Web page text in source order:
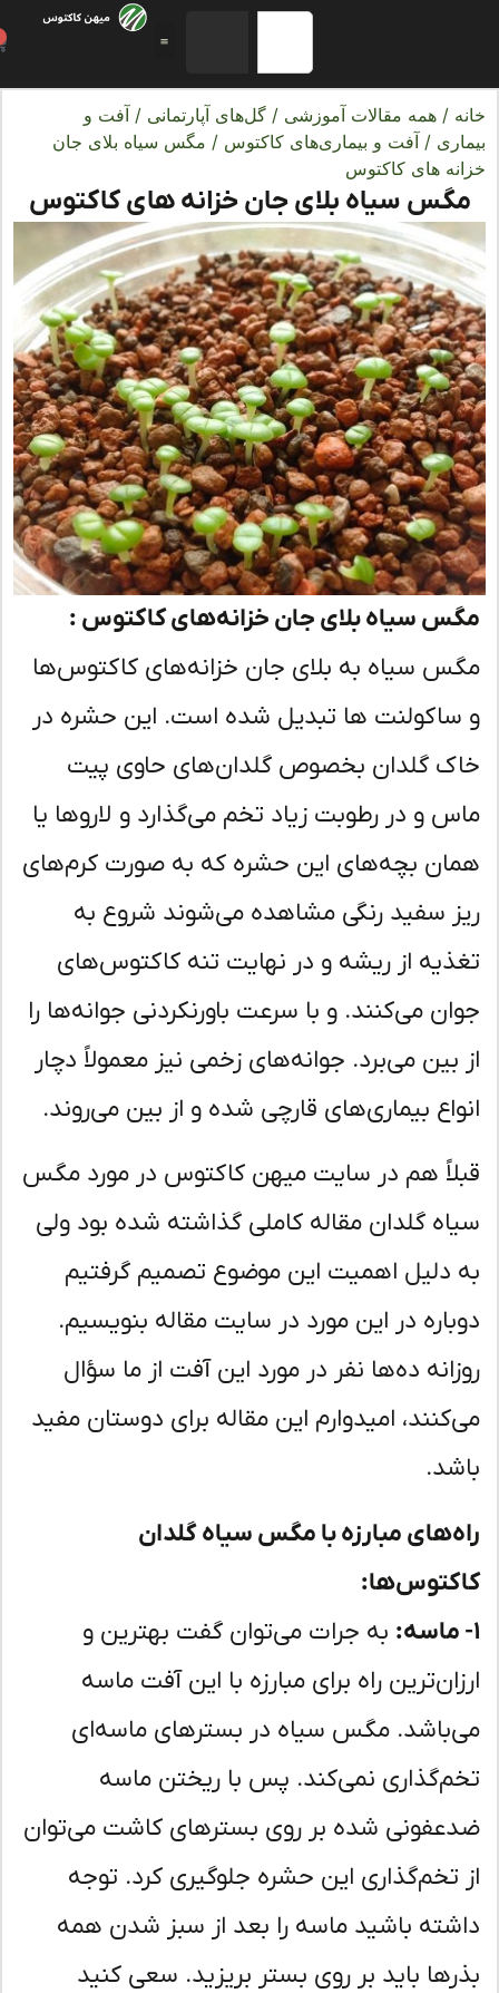
/همه مقالات آموزشی/گل‌های آپارتمانی/آفت و
/ آفت و بیماری‌های کاکتوس/ مگس سیاه بلای جان
های کاکتوس
سیاه بلای جان خزانه‌ های کاکتوس
سیاه بلای جان خزانه‌های کاکتوس :
سیاه به بلای جان خزانه‌های کاکتوس‌ها
ها تبدیل شده است. این حشره در
گلدان بخصوص گلدان‌های حاوی پیت
و در رطوبت زیاد تخم می‌گذارد و لاروها یا
بچه‌های این حشره که به صورت کرم‌های
سفید رنگی مشاهده می‌شوند شروع به
از ریشه و در نهایت تنه کاکتوس‌های
می‌کنند. و با سرعت باورنکردنی جوانه‌ها را
بین می‌برد. جوانه‌های زخمی نیز معمولاً دچار
بیماری‌های قارچی شده و از بین می‌روند.
هم در سایت میهن کاکتوس در مورد مگس
گلدان مقاله کاملی گذاشته شده بود ولی
دلیل اهمیت این موضوع تصمیم گرفتیم
در این مورد در سایت مقاله بنویسیم.
ده‌ها نفر در مورد این آفت از ما سؤال
امیدوارم این مقاله برای دوستان مفید
مبارزه با مگس سیاه گلدان
به جرات می‌توان گفت بهترین و
راه برای مبارزه با این آفت ماسه
مگس سیاه در بسترهای ماسه‌ای
نمی‌کند. پس با ریختن ماسه
شده بر روی بسترهای کاشت می‌توان
تخم‌گذاری این حشره جلوگیری کرد. توجه
باشید ماسه را بعد از سبز شدن همه
باید بر روی بستر بریزید. سعی کنید